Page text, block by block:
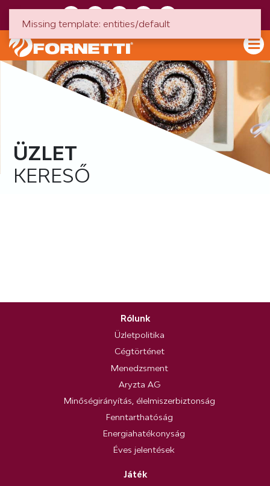
ÜZLET
KERESŐ
Rólunk
Üzletpolitika
Cégtörténet
Menedzsment
Aryzta AG
Minőségirányítás, élelmiszerbiztonság
Fenntarthatóság
Energiahatékonyság
Éves jelentések
Játék
Missing template: entities/default